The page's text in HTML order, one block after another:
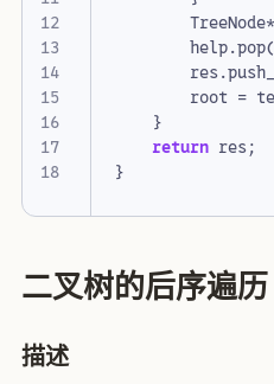
12
14
15
16
17
18
TreeNode*
help.pop
res.
root =
}
return res;
}
二叉树的后序遍历
描述